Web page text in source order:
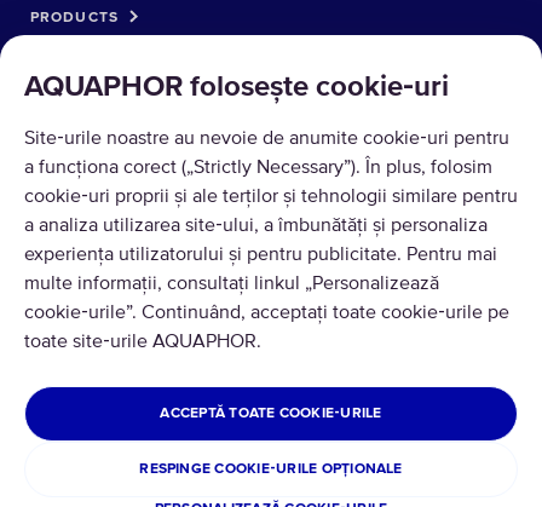
AQUAPHOR folosește cookie‑uri
Site‑urile noastre au nevoie de anumite cookie‑uri pentru
a funcționa corect („Strictly Necessary”). În plus, folosim
cookie‑uri proprii și ale terților și tehnologii similare pentru
a analiza utilizarea site‑ului, a îmbunătăți și personaliza
experiența utilizatorului și pentru publicitate. Pentru mai
multe informații, consultați linkul „Personalizează
cookie‑urile”. Continuând, acceptați toate cookie‑urile pe
toate site‑urile AQUAPHOR.
RESPINGE COOKIE‑URILE OPȚIONALE
ACCEPTĂ TOATE COOKIE‑URILE
PRODUCTS
ABOUT US
ACCEPTAM ACHITARE
Traducere © 2026 AQUAPHOR.
Regulile site-ului și politica de confidențialitate
MOLDOVA